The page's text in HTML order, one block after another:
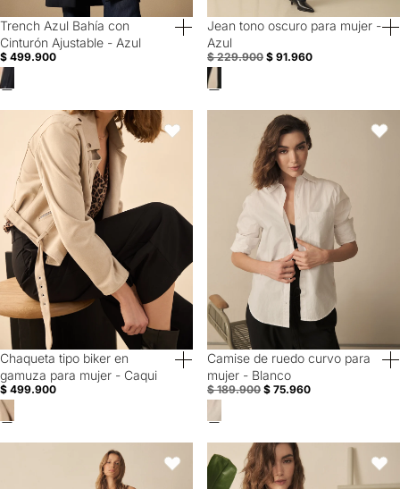
40% Off
Trench Azul Bahía con
Cinturón Ajustable - Azul
$ 499.900
60% Off
Jean tono oscuro para mujer -
Azul
$ 229.900 $ 91.960
Chaqueta tipo biker en gamuza para mujer - Caqui
40% Off
Chaqueta tipo biker en
gamuza para mujer - Caqui
$ 499.900
Favoritos
Camise de ruedo curvo para
60% Off
Camise de ruedo curvo para
mujer - Blanco
$ 189.900 $ 75.960
Pantalón elegante bota recta para mujer - Azul
Favoritos
Camisa en denim para mujer -